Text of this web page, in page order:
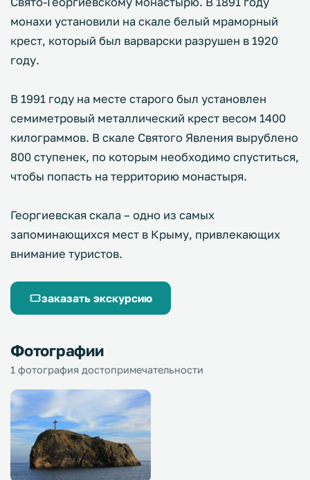
монахи установили на скале белый мраморный
крест, который был варварски разрушен в 1920
году.
В 1991 году на месте старого был установлен
семиметровый металлический крест весом 1400
килограммов. В скале Святого Явления вырублено
800 ступенек, по которым необходимо спуститься,
чтобы попасть на территорию монастыря.
Георгиевская скала – одно из самых
запоминающихся мест в Крыму, привлекающих
внимание туристов.
заказать экскурсию
Фотографии
1 фотография достопримечательности